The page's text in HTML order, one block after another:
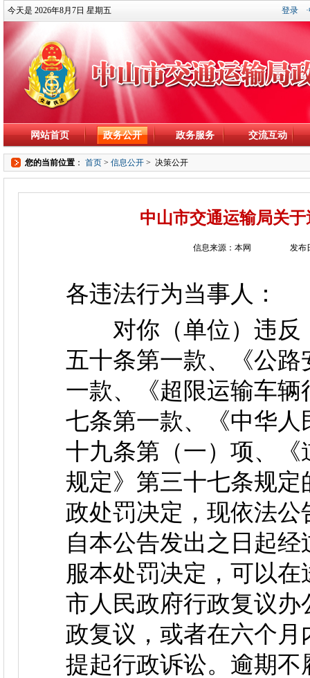
今天是 2026年8月7日 星期五 登录
网站首页 政务公开 政务服务 交流互动
您的当前位置 ： 首页 > 信息公开 > 决策公开
中山市交通运输局关
信息来源：本网 发布
各违法行为当事人：
对你（单位）违反
五十条第一款、《公
一款、《超限运输车
七条第一款、《中华
十九条第（一）项、
规定》第三十七条规
政处罚决定，现依法
自本公告发出之日起
服本处罚决定，可以
市人民政府行政复议
政复议，或者在六个
提起行政诉讼。逾期